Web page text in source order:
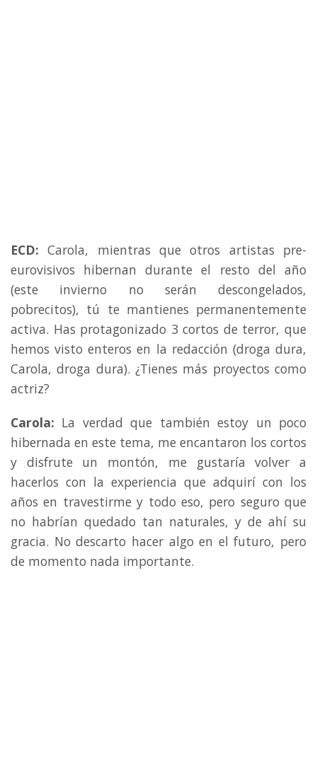
ECD: Carola, mientras que otros artistas pre-
eurovisivos hibernan durante el resto del año
(este invierno no serán descongelados,
pobrecitos), tú te mantienes permanentemente
activa. Has protagonizado 3 cortos de terror, que
hemos visto enteros en la redacción (droga dura,
Carola, droga dura). ¿Tienes más proyectos como
actriz?
Carola: La verdad que también estoy un poco
hibernada en este tema, me encantaron los cortos
y disfrute un montón, me gustaría volver a
hacerlos con la experiencia que adquirí con los
años en travestirme y todo eso, pero seguro que
no habrían quedado tan naturales, y de ahí su
gracia. No descarto hacer algo en el futuro, pero
de momento nada importante.